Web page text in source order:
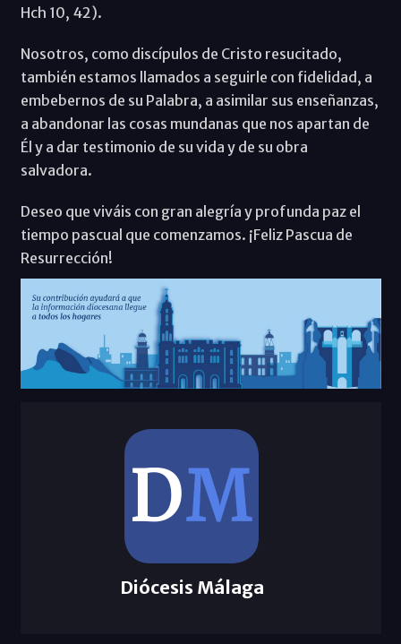
Hch 10, 42).
Nosotros, como discí­pulos de Cristo resucitado,
también estamos llamados a seguirle con fidelidad, a
embebernos de su Palabra, a asimilar sus enseñanzas,
a abandonar las cosas mundanas que nos apartan de
Él y a dar testimonio de su vida y de su obra
salvadora.
Deseo que viváis con gran alegrí­a y profunda paz el
tiempo pascual que comenzamos. ¡Feliz Pascua de
Resurrección!
Diócesis Málaga